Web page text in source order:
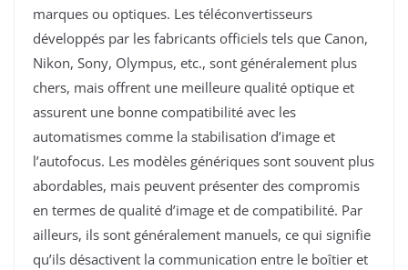
marques ou optiques. Les téléconvertisseurs
développés par les fabricants officiels tels que Canon,
Nikon, Sony, Olympus, etc., sont généralement plus
chers, mais offrent une meilleure qualité optique et
assurent une bonne compatibilité avec les
automatismes comme la stabilisation d’image et
l’autofocus. Les modèles génériques sont souvent plus
abordables, mais peuvent présenter des compromis
en termes de qualité d’image et de compatibilité. Par
ailleurs, ils sont généralement manuels, ce qui signifie
qu’ils désactivent la communication entre le boîtier et